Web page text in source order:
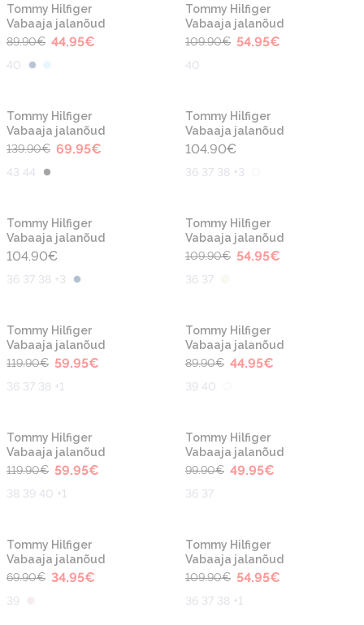
Tommy Hilfiger
Vabaaja jalanõud
89.90€ 44.95€
40
Tommy Hilfiger
Vabaaja jalanõud
109.90€ 54.95€
40
-50%
Tommy Hilfiger
Vabaaja jalanõud
139.90€ 69.95€
43 44
Tommy Hilfiger
Vabaaja jalanõud
104.90€
36 37 38 +3
Tommy Hilfiger
Vabaaja jalanõud
104.90€
36 37 38 +3
-50%
Tommy Hilfiger
Vabaaja jalanõud
109.90€ 54.95€
36 37
-50%
Tommy Hilfiger
Vabaaja jalanõud
119.90€ 59.95€
36 37 38 +1
-50%
Tommy Hilfiger
Vabaaja jalanõud
89.90€ 44.95€
39 40
-50%
Tommy Hilfiger
Vabaaja jalanõud
119.90€ 59.95€
38 39 40 +1
-50%
Tommy Hilfiger
Vabaaja jalanõud
99.90€ 49.95€
36 37
-50%
Tommy Hilfiger
Vabaaja jalanõud
69.90€ 34.95€
39
-50%
Tommy Hilfiger
Vabaaja jalanõud
109.90€ 54.95€
36 37 38 +1